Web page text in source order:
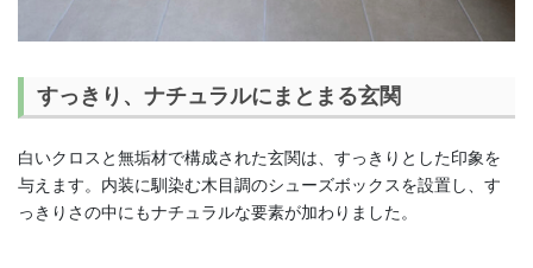
すっきり、ナチュラルにまとまる玄関
白いクロスと無垢材で構成された玄関は、すっきりとした印象を
与えます。内装に馴染む木目調のシューズボックスを設置し、す
っきりさの中にもナチュラルな要素が加わりました。